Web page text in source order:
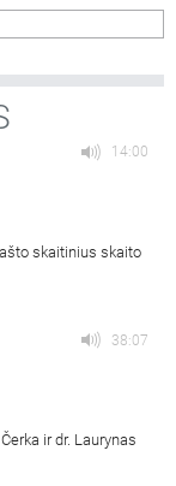
14:00
skaitinius skaito
38:07
ir dr. Laurynas